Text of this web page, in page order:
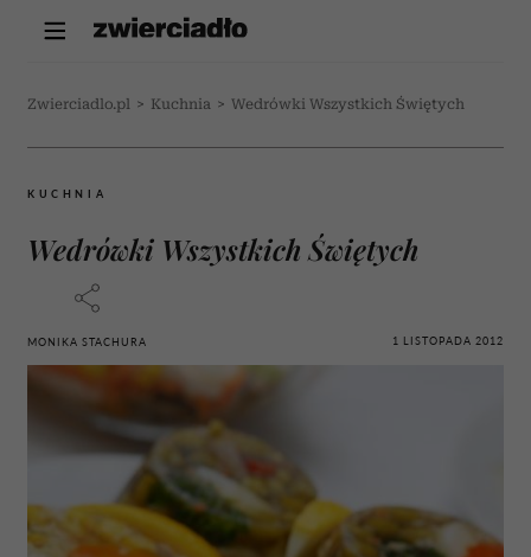
Zwierciadlo.pl > Kuchnia > Wedrówki Wszystkich Świętych
KUCHNIA
Wedrówki Wszystkich Świętych
MONIKA STACHURA 1 LISTOPADA 2012